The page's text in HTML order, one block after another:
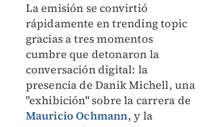
La emisión se convirtió
rápidamente en trending topic
gracias a tres momentos
cumbre que detonaron la
conversación digital: la
presencia de Danik Michell, una
"exhibición" sobre la carrera de
Mauricio Ochmann, y la